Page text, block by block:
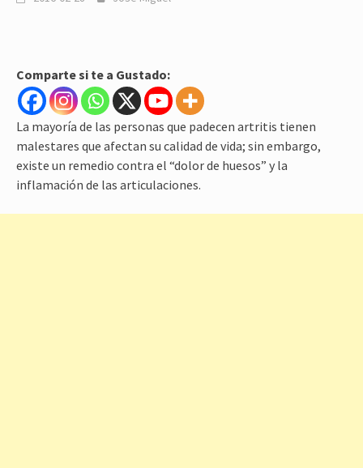
Comparte si te a Gustado:
La mayoría de las personas que padecen artritis tienen
malestares que afectan su calidad de vida; sin embargo,
existe un remedio contra el “dolor de huesos” y la
inflamación de las articulaciones.